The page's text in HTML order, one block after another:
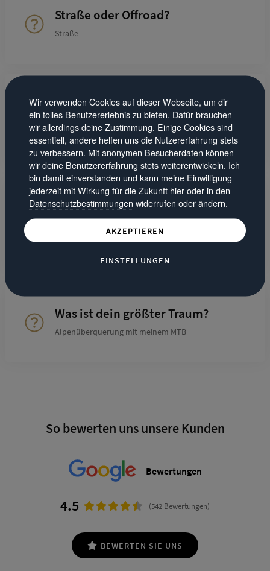
Straße oder Offroad?
Straße
Etwas was du schon immer mal
machen wolltest?
Stelvio QV Nürburgring
Mit wem würdest du gerne einmal
zu Mittag essen?
Charlie Chaplin
Was ist dein größter Traum?
Alpenüberquerung mit meinem MTB
So bewerten uns unsere Kunden
Bewertungen
4.5 (542 Bewertungen)
BEWERTEN SIE UNS
Wir verwenden Cookies auf dieser Webseite, um dir
ein tolles Benutzererlebnis zu bieten. Dafür brauchen
wir allerdings deine Zustimmung. Einige Cookies sind
essentiell, andere helfen uns die Nutzererfahrung stets
zu verbessern. Mit anonymen Besucherdaten können
wir deine Benutzererfahrung stets weiterentwickeln. Ich
bin damit einverstanden und kann meine Einwilligung
jederzeit mit Wirkung für die Zukunft hier oder in den
Datenschutzbestimmungen widerrufen oder ändern.
AKZEPTIEREN
EINSTELLUNGEN